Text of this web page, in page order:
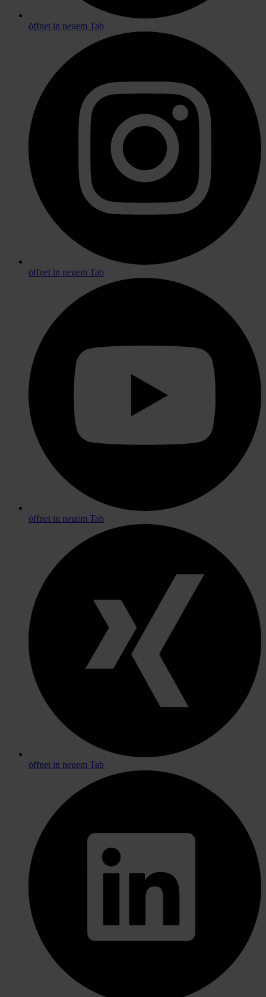
öffnet in neuem Tab
öffnet in neuem Tab
öffnet in neuem Tab
öffnet in neuem Tab